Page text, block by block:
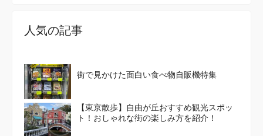
人気の記事
街で見かけた面白い食べ物自販機特集
【東京散歩】自由が丘おすすめ観光スポッ
ト！おしゃれな街の楽しみ方を紹介！